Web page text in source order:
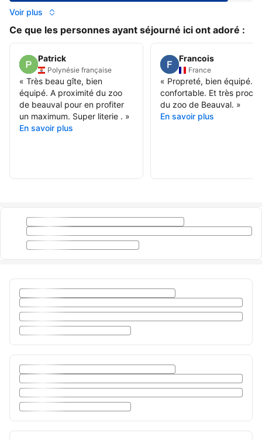
Voir plus
Ce que les personnes ayant séjourné ici ont adoré :
Patrick
Polynésie française
« Très beau gîte, bien
équipé. A proximité du zoo
de beauval pour en profiter
un maximum. Super literie . »
En savoir plus
Francois
France
« Propreté, bien équipé.
confortable. Et très proche
du zoo de Beauval. »
En savoir plus